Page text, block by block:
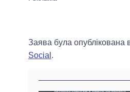
Заява була опублікована
Social .